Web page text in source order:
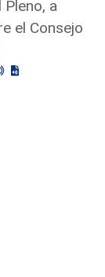
a
el Consejo